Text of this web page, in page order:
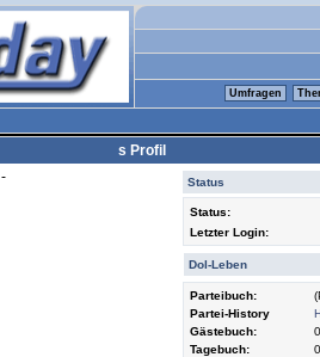
Umfragen
s Profil
Status
Status:
Letzter Login:
Dol-Leben
Parteibuch:
Partei-History
Gästebuch:
0
Tagebuch:
0
-